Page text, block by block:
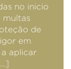
no inicio
multas
de
em
aplicar